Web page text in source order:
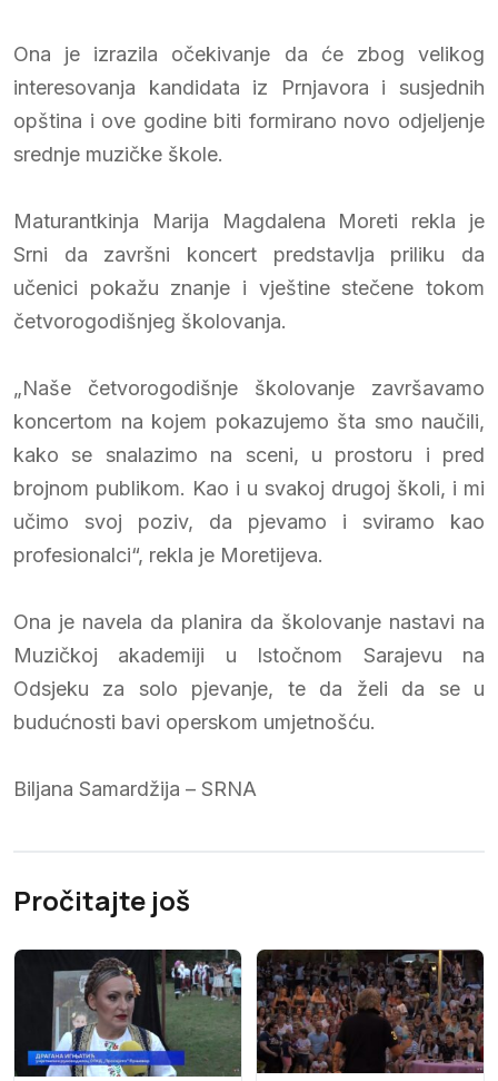
Ona je izrazila očekivanje da će zbog velikog
interesovanja kandidata iz Prnjavora i susjednih
opština i ove godine biti formirano novo odjeljenje
srednje muzičke škole.
Maturantkinja Marija Magdalena Moreti rekla je
Srni da završni koncert predstavlja priliku da
učenici pokažu znanje i vještine stečene tokom
četvorogodišnjeg školovanja.
„Naše četvorogodišnje školovanje završavamo
koncertom na kojem pokazujemo šta smo naučili,
kako se snalazimo na sceni, u prostoru i pred
brojnom publikom. Kao i u svakoj drugoj školi, i mi
učimo svoj poziv, da pjevamo i sviramo kao
profesionalci“, rekla je Moretijeva.
Ona je navela da planira da školovanje nastavi na
Muzičkoj akademiji u Istočnom Sarajevu na
Odsjeku za solo pjevanje, te da želi da se u
budućnosti bavi operskom umjetnošću.
Biljana Samardžija – SRNA
Pročitajte još